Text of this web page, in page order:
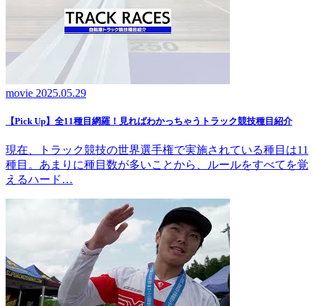
movie 2025.05.29
【Pick Up】全11種目網羅！見ればわかっちゃうトラック競技種目紹介
現在、トラック競技の世界選手権で実施されている種目は11
種目。あまりに種目数が多いことから、ルールをすべてを覚
えるハード…